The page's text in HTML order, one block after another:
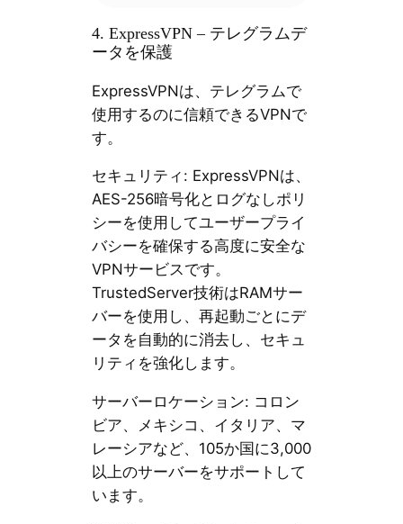
4. ExpressVPN – テレグラムデ
ータを保護
ExpressVPNは、テレグラムで
使用するのに信頼できるVPNで
す。
セキュリティ: ExpressVPNは、
AES-256暗号化とログなしポリ
シーを使用してユーザープライ
バシーを確保する高度に安全な
VPNサービスです。
TrustedServer技術はRAMサー
バーを使用し、再起動ごとにデ
ータを自動的に消去し、セキュ
リティを強化します。
サーバーロケーション: コロン
ビア、メキシコ、イタリア、マ
レーシアなど、105か国に3,000
以上のサーバーをサポートして
います。